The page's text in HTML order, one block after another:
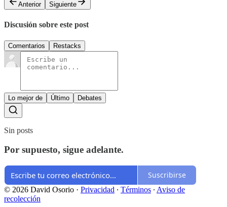
Anterior
Siguiente
Discusión sobre este post
Comentarios Restacks
Lo mejor de Último Debates
Sin posts
Por supuesto, sigue adelante.
Suscribirse
© 2026 David Osorio · Privacidad ∙ Términos ∙ Aviso de
recolección